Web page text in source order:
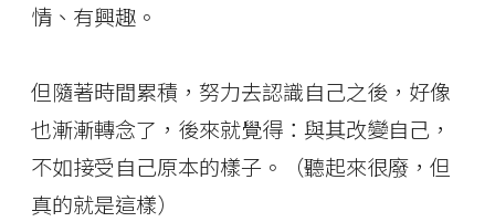
情、有興趣。
但隨著時間累積，努力去認識自己之後，好像
也漸漸轉念了，後來就覺得：與其改變自己，
不如接受自己原本的樣子。（聽起來很廢，但
真的就是這樣）